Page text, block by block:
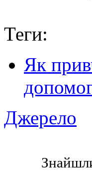
Теги:
Як
Джерело